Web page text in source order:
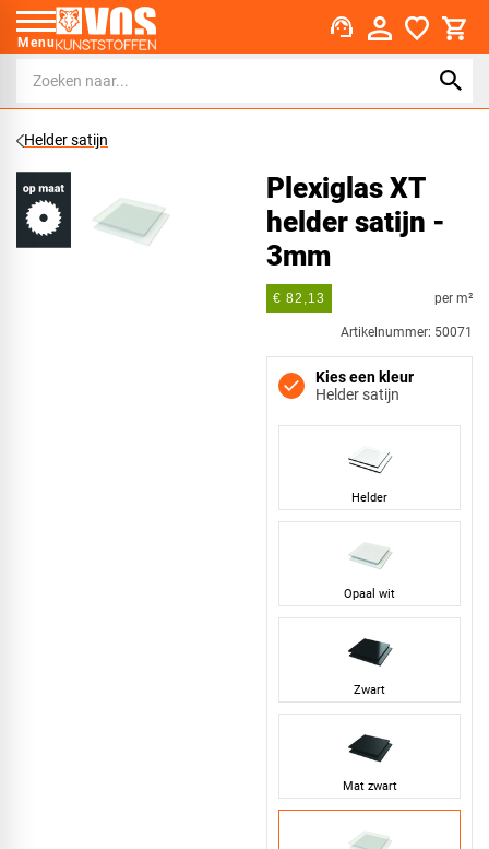
Menu support_agent
Helder satijn
Plexiglas XT
helder satijn -
3mm
€ 82,13 per m²
Artikelnummer: 50071
Kies een kleur
Helder satijn
Helder
Opaal wit
Zwart
Mat zwart